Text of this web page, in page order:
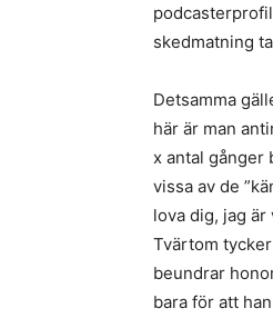
skedmatning
Detsamma
här är man
x antal gånger
vissa av de
lova dig, jag
Tvärtom
beundrar
bara för att